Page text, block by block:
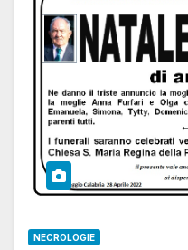
NECROLOGIE